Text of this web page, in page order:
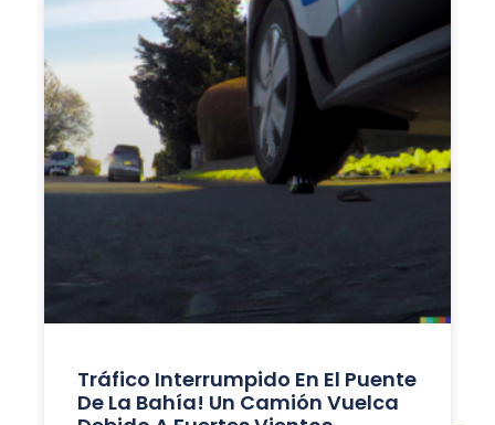
Tráfico Interrumpido En El Puente
De La Bahía! Un Camión Vuelca